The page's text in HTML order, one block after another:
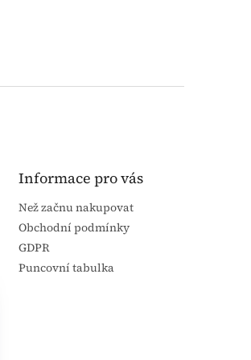
Informace pro vás
Než začnu nakupovat
Obchodní podmínky
GDPR
Puncovní tabulka